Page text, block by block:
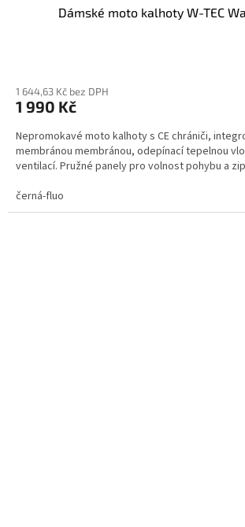
Dámské moto kalhoty W-TEC
1 644,63 Kč bez DPH
1 990 Kč
Nepromokavé moto kalhoty s CE chrániči,
membránou membránou, odepínací tepelnou
ventilací. Pružné panely pro volnost pohybu a
černá-fluo